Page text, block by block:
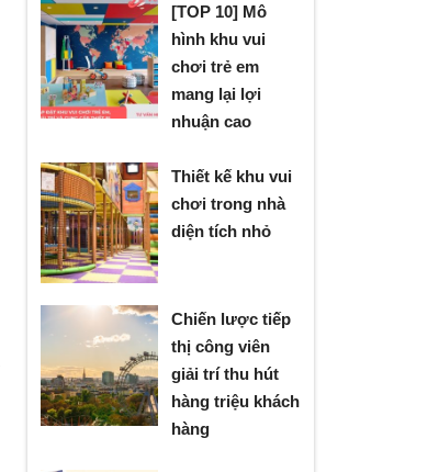
[TOP 10] Mô
hình khu vui
chơi trẻ em
mang lại lợi
nhuận cao
Thiết kế khu vui
chơi trong nhà
diện tích nhỏ
Chiến lược tiếp
thị công viên
giải trí thu hút
hàng triệu khách
hàng